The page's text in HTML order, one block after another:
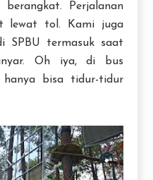
Perjalanan
lewat tol. Kami juga
SPBU termasuk saat
Oh iya, di bus
bisa tidur-tidur